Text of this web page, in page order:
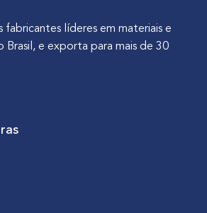
fabricantes líderes em materiais e
Brasil, e exporta para mais de 30